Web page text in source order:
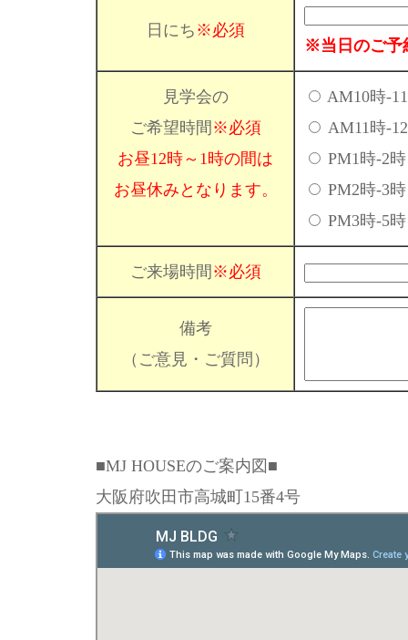
日にち ※必須
※当日のご予
見学会の
ご希望時間 ※必須
お昼12時～1時の間は
お昼休みとなります。
AM10時-
AM11時-
PM1時-2時
PM2時-3時
PM3時-5時
ご来場時間 ※必須
備考
（ご意見・ご質問）
■MJ HOUSEのご案内図■
大阪府吹田市高城町15番4号